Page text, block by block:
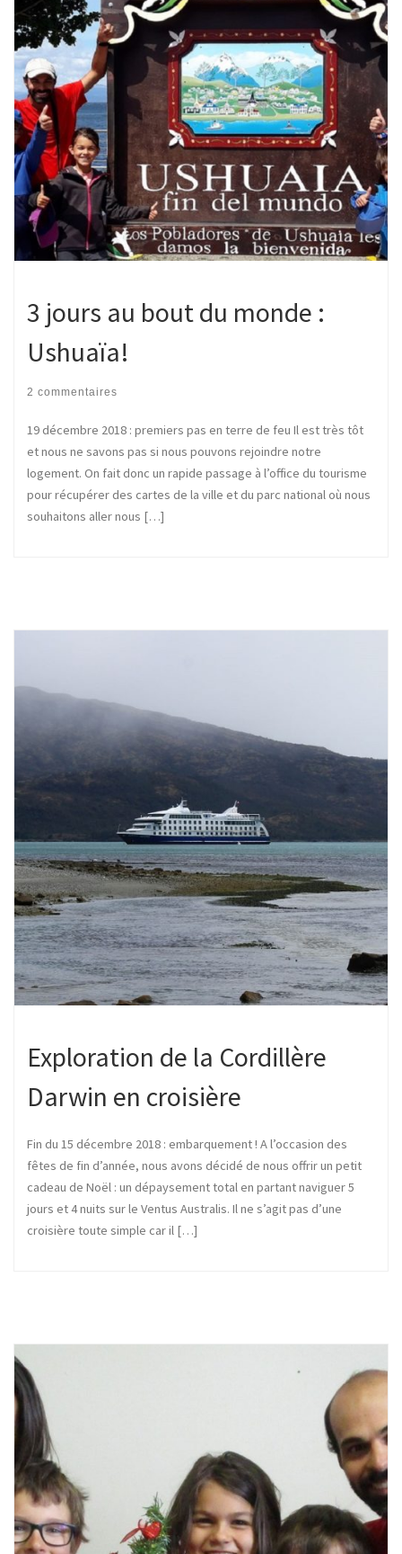
3 jours au bout du monde :
Ushuaïa!
2 commentaires
19 décembre 2018 : premiers pas en terre de feu Il est très tôt
et nous ne savons pas si nous pouvons rejoindre notre
logement. On fait donc un rapide passage à l’office du tourisme
pour récupérer des cartes de la ville et du parc national où nous
souhaitons aller nous […]
Exploration de la Cordillère
Darwin en croisière
Fin du 15 décembre 2018 : embarquement ! A l’occasion des
fêtes de fin d’année, nous avons décidé de nous offrir un petit
cadeau de Noël : un dépaysement total en partant naviguer 5
jours et 4 nuits sur le Ventus Australis. Il ne s’agit pas d’une
croisière toute simple car il […]